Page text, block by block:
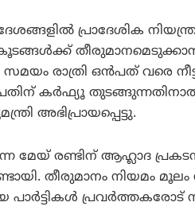
പ്രാദേശിക
രാത്രി ഒന്‍പത് വരെ
കര്‍ഫ്യൂ
അഭിപ്രായപ്പെട്ടു.
മേയ് രണ്ടിന് ആഹ്ലാദ
തീരുമാനം നിയമം മൂലം
പാര്‍ട്ടികള്‍